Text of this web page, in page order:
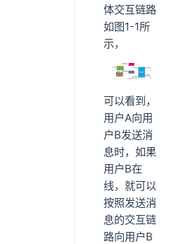
体交互链路
如图1-1所
示，
可以看到，
用户A向用
户B发送消
息时，如果
用户B在
线，就可以
按照发送消
息的交互链
路向用户B